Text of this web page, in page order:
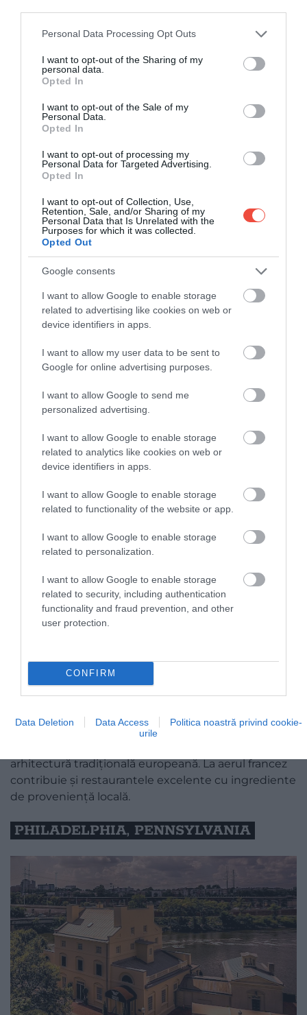
Please note that this website/app uses one or more Google
not limited to your visit or usage behaviour. You may click to
grant or deny consent to Google and its third-party tags to
use your data for below specified purposes in below Google
consent section.
Personal Data Processing Opt Outs
I want to opt-out of the Sharing of my
personal data.
Opted In
I want to opt-out of the Sale of my
Personal Data.
Opted In
I want to opt-out of processing my
Personal Data for Targeted Advertising.
Opted In
I want to opt-out of Collection, Use,
Retention, Sale, and/or Sharing of my
Personal Data that Is Unrelated with the
Purposes for which it was collected.
Opted Out
Google consents
I want to allow Google to enable storage
related to advertising like cookies on web or
device identifiers in apps.
I want to allow my user data to be sent to
Google for online advertising purposes.
I want to allow Google to send me
personalized advertising.
I want to allow Google to enable storage
related to analytics like cookies on web or
device identifiers in apps.
I want to allow Google to enable storage
related to functionality of the website or app.
I want to allow Google to enable storage
related to personalization.
I want to allow Google to enable storage
related to security, including authentication
functionality and fraud prevention, and other
user protection.
CONFIRM
Data Deletion Data Access
Politica noastră privind cookie-
urile
Dacă ne plimbăm de-a lungul străzilor înguste de
piatră din Beacon Hill sau trecem pe sub corpurile
de iluminat clasice sau șirurile de case în stil colonial,
trebuie să ne reamintim că Boston nu mai este o
colonie engleză. Iar dacă vizităm partea North End,
Italiei. Cauți atmosfera Irlandei? Boston găzduiește
câteva irish pub-uri...
MONTPELIER, VERMONT
Și-a primit numele încă în perioada când a existat o
legătură puternică între SUA și Franța. Și, într-
adevăr, cea mai mică capitală de stat din SUA (cu o
populație de cca. 7.500) arată ca un sat rural francez,
arhitectură tradițională europeană. La aerul francez
contribuie și restaurantele excelente cu ingrediente
de proveniență locală.
PHILADELPHIA, PENNSYLVANIA